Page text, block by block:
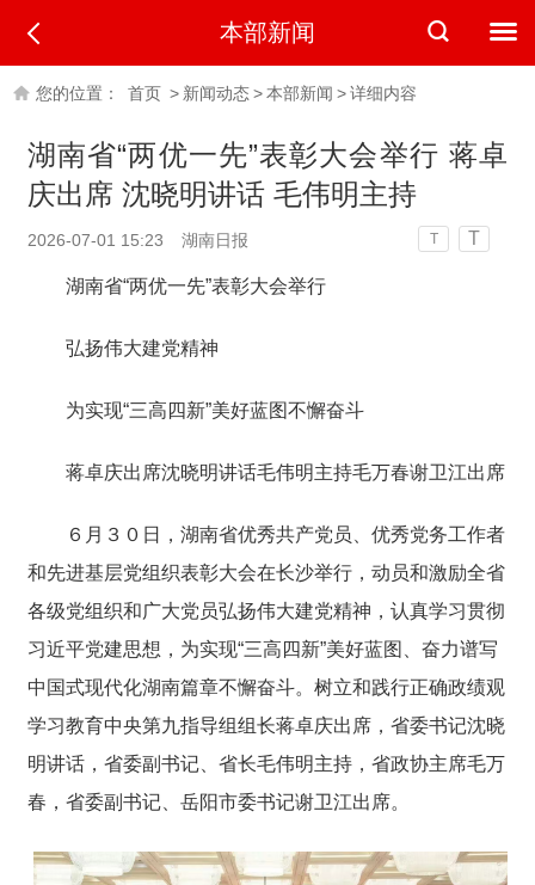
本部新闻
您的位置： 首页 > 新闻动态>本部新闻 >详细内容
湖南省“两优一先”表彰大会举行 蒋卓
庆出席 沈晓明讲话 毛伟明主持
2026-07-01 15:23 湖南日报 T T
湖南省“两优一先”表彰大会举行
弘扬伟大建党精神
为实现“三高四新”美好蓝图不懈奋斗
蒋卓庆出席沈晓明讲话毛伟明主持毛万春谢卫江出席
６月３０日，湖南省优秀共产党员、优秀党务工作者
和先进基层党组织表彰大会在长沙举行，动员和激励全省
各级党组织和广大党员弘扬伟大建党精神，认真学习贯彻
习近平党建思想，为实现“三高四新”美好蓝图、奋力谱写
中国式现代化湖南篇章不懈奋斗。树立和践行正确政绩观
学习教育中央第九指导组组长蒋卓庆出席，省委书记沈晓
明讲话，省委副书记、省长毛伟明主持，省政协主席毛万
春，省委副书记、岳阳市委书记谢卫江出席。